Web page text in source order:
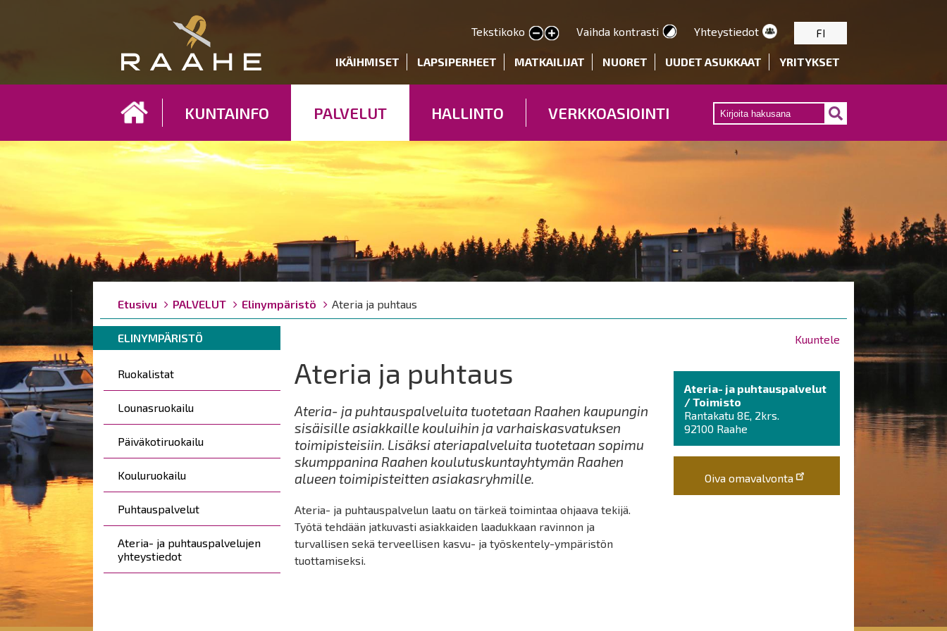
pääsisältöön
Tekstikoko
Pienennä tekstin kokoa
Suurenna tekstin kokoa Vaihda kontrasti Yhteystiedot FI
Kohderyhmät
IKÄIHMISET LAPSIPERHEET MATKAILIJAT NUORET UUDET ASUKKAAT YRITYKSET
KUNTAINFO PALVELUT HALLINTO VERKKOASIOINTI
Breadcrumbs
You
are
here:
Etusivu PALVELUT Elinympäristö Ateria ja puhtaus
Breadcrumbs
are
here:
ELINYMPÄRISTÖ Kuuntele
Päävalikko
Ruokalistat
Lounasruokailu
Päiväkotiruokailu
Kouluruokailu
Puhtauspalvelut
Ateria- ja puhtauspalvelujen
yhteystiedot
Ateria ja puhtaus
Ateria- ja puhtauspalveluita tuotetaan Raahen kaupungin
sisäisille asiakkaille kouluihin ja varhaiskasvatuksen
toimipisteisiin. Lisäksi ateriapalveluita tuotetaan sopimu
skumppanina Raahen koulutuskuntayhtymän Raahen
alueen toimipisteitten asiakasryhmille.
Ateria- ja puhtauspalvelun laatu on tärkeä toimintaa ohjaava tekijä.
Työtä tehdään jatkuvasti asiakkaiden laadukkaan ravinnon ja
turvallisen sekä terveellisen kasvu- ja työskentely-ympäristön
tuottamiseksi.
Ateria- ja puhtauspalvelut
/ Toimisto
Rantakatu 8E, 2krs.
92100 Raahe
Oiva omavalvonta